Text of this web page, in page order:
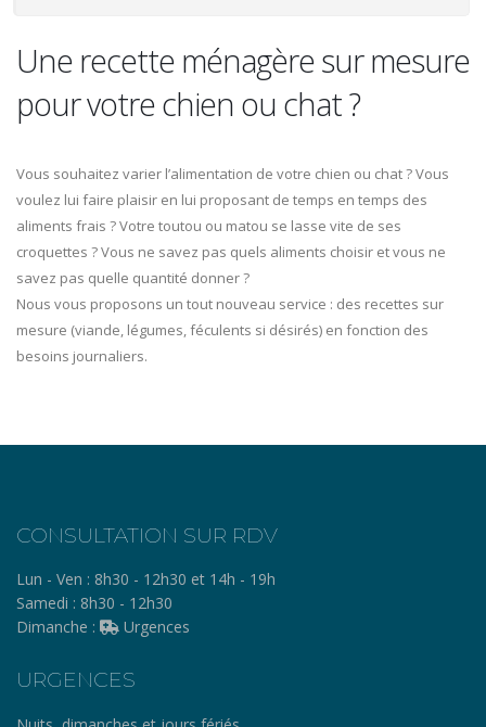
Une recette ménagère sur mesure
pour votre chien ou chat ?
Vous souhaitez varier l’alimentation de votre chien ou chat ? Vous
voulez lui faire plaisir en lui proposant de temps en temps des
aliments frais ? Votre toutou ou matou se lasse vite de ses
croquettes ? Vous ne savez pas quels aliments choisir et vous ne
savez pas quelle quantité donner ?
Nous vous proposons un tout nouveau service : des recettes sur
mesure (viande, légumes, féculents si désirés) en fonction des
besoins journaliers.
CONSULTATION SUR RDV
Lun - Ven : 8h30 - 12h30 et 14h - 19h
Samedi : 8h30 - 12h30
Dimanche :
Urgences
URGENCES